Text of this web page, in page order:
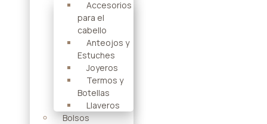
Accesorios
para el
cabello
Anteojos y
Estuches
Joyeros
Termos y
Botellas
Llaveros
Bolsos